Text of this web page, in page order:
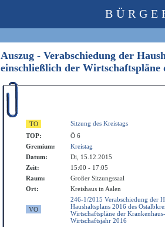
Auszug - Verabschiedung der
einschließlich der
Sitzung des Kreistags
TOP:
Ö 6
Gremium:
Kreistag
Datum:
Di, 15.12.2015
Zeit:
15:00 - 17:05
Raum:
Großer Sitzungssaal
Ort:
Kreishaus in Aalen
246-1/2015 Verabschiedung der
Haushaltsplans 2016 des
Wirtschaftspläne der
Wirtschaftsjahr 2016